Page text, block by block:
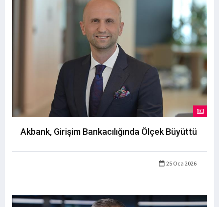
Akbank, Girişim Bankacılığında Ölçek Büyüttü
25 Oca 2026